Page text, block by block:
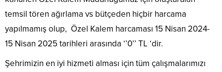
temsil tören ağırlama vs bütçeden hiçbir harcama
yapılmamış olup, Özel Kalem harcaması 15 Nisan 2024-
15 Nisan 2025 tarihleri arasında ‘’0’’ TL ‘dir.
​Şehrimizin en iyi hizmeti alması için tüm çalışmalarımızı